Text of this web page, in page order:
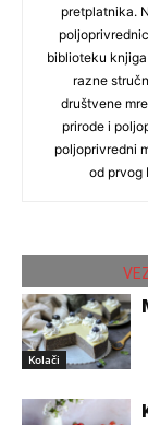
pretplatnika.
biblioteku
razne
društvene
prirode i
poljoprivredni
od prvog
Kolači